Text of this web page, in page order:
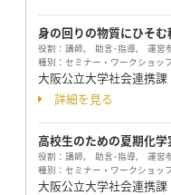
身の回りの物質にひそ
役割： 講師, 助言･指導, 運営
種別： セミナー・ワークショッ
大阪公立大学社会連携課
詳細を見る
高校生のための夏期化
役割： 講師, 助言･指導, 運営
種別： セミナー・ワークショッ
大阪公立大学社会連携課